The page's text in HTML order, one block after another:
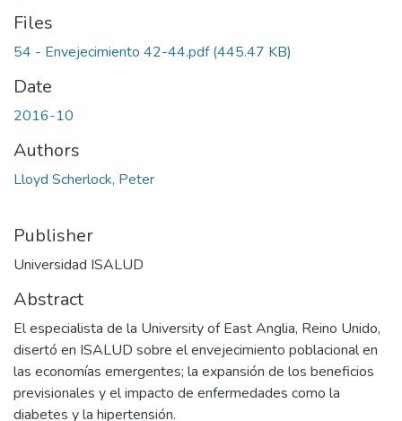
Files
54 - Envejecimiento 42-44.pdf(445.47 KB)
Date
2016-10
Authors
Lloyd Scherlock, Peter
Publisher
Universidad ISALUD
Abstract
El especialista de la University of East Anglia, Reino Unido,
disertó en ISALUD sobre el envejecimiento poblacional en
las economías emergentes; la expansión de los beneficios
previsionales y el impacto de enfermedades como la
diabetes y la hipertensión.